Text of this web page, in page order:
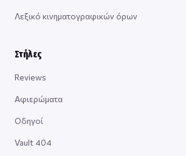
Λεξικό κινηματογραφικών όρων
Στήλες
Reviews
Αφιερώματα
Οδηγοί
Vault 404